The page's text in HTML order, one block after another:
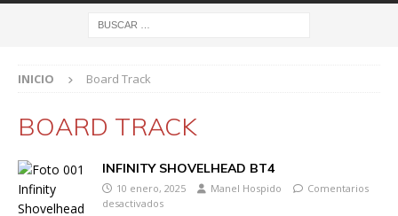
INICIO Board Track
BOARD TRACK
INFINITY SHOVELHEAD BT4
10 enero, 2025 Manel Hospido
Comentarios
desactivados